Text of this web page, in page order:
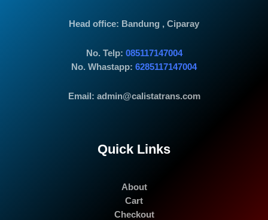
Head office: Bandung , Ciparay
No. Telp: 085117147004
No. Whastapp: 6285117147004
Email: admin@calistatrans.com
Quick Links
About
Cart
Checkout